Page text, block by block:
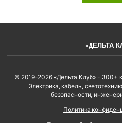
«ДЕЛЬТА
© 2019–2026 «Дельта Клуб» - 300+
Электрика, кабель,
безопасности,
Политика